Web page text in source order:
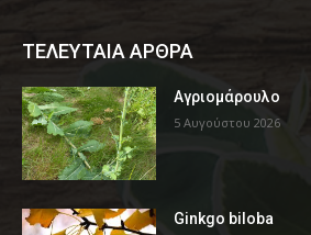
ΤΕΛΕΥΤΑΙΑ ΑΡΘΡΑ
Αγριομάρουλο
5 Αυγούστου 2026
Ginkgo biloba